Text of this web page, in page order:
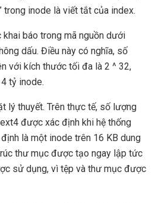
trong inode là viết tắt của index.
báo trong mã nguồn dưới
dấu. Điều này có nghĩa, số
với kích thước tối đa là 2 ^ 32,
tỷ inode.
lý thuyết. Trên thực tế, số lượng
được xác định khi hệ thống
là một inode trên 16 KB dung
thư mục được tạo ngay lập tức
sử dụng, vì tệp và thư mục được